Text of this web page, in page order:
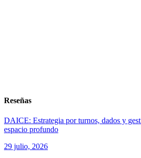
Reseñas
DAICE: Estrategia por turnos, dados y
espacio profundo
29 julio, 2026